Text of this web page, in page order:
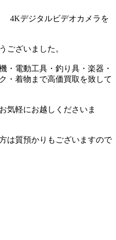
4Kデジタルビデオカメラを
ございました。
・電動工具・釣り具・楽器・
・着物まで高価買取を致して
気軽にお越しくださいま
は質預かりもございますので